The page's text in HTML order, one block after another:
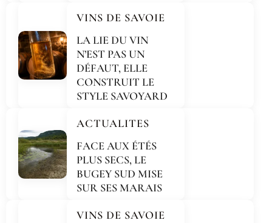
VINS DE SAVOIE
LA LIE DU VIN
N’EST PAS UN
DÉFAUT, ELLE
CONSTRUIT LE
STYLE SAVOYARD
ACTUALITES
FACE AUX ÉTÉS
PLUS SECS, LE
BUGEY SUD MISE
SUR SES MARAIS
VINS DE SAVOIE